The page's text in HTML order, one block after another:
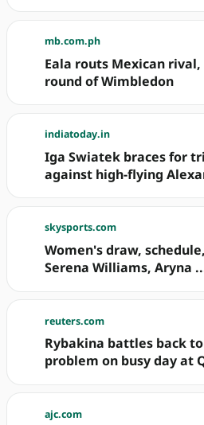
mb.com.ph
Eala routs Mexican
round of Wimbledon
indiatoday.in
Iga Swiatek braces for
against high-flying
skysports.com
Women's draw,
Serena Williams, Aryna
reuters.com
Rybakina battles back
problem on busy day at
ajc.com